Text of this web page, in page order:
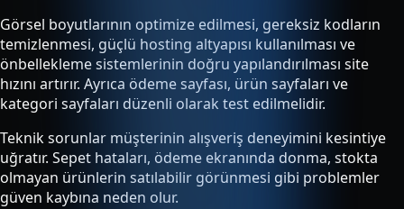
Görsel boyutlarının optimize edilmesi, gereksiz kodların
temizlenmesi, güçlü hosting altyapısı kullanılması ve
önbellekleme sistemlerinin doğru yapılandırılması site
hızını artırır. Ayrıca ödeme sayfası, ürün sayfaları ve
kategori sayfaları düzenli olarak test edilmelidir.
Teknik sorunlar müşterinin alışveriş deneyimini kesintiye
uğratır. Sepet hataları, ödeme ekranında donma, stokta
olmayan ürünlerin satılabilir görünmesi gibi problemler
güven kaybına neden olur.